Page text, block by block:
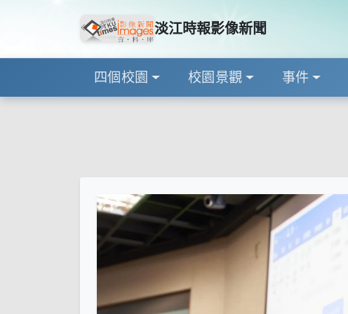
淡江時報影像新聞
四個校園 校園景觀 事件